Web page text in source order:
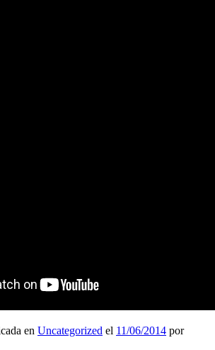
en Uncategorized el 11/06/2014 por